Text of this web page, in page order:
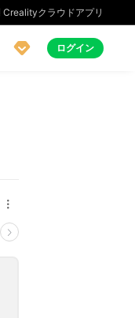
Crealityクラウドアプリ
 ログイン

Creality Hi